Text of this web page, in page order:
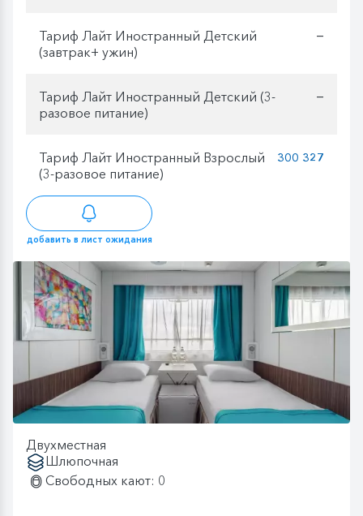
Тариф Лайт Иностранный Детский
(завтрак+ ужин)
—
Тариф Лайт Иностранный Детский (3-
разовое питание)
—
Тариф Лайт Иностранный Взрослый
(3-разовое питание)
300 327
добавить в лист ожидания
Двухместная
Шлюпочная
Свободных кают: 0